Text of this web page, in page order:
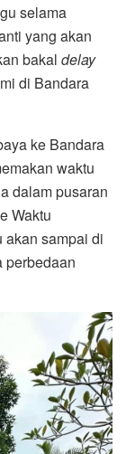
selama
yang akan
bakal delay
di Bandara
ke Bandara
waktu
dalam pusaran
Waktu
akan sampai di
perbedaan